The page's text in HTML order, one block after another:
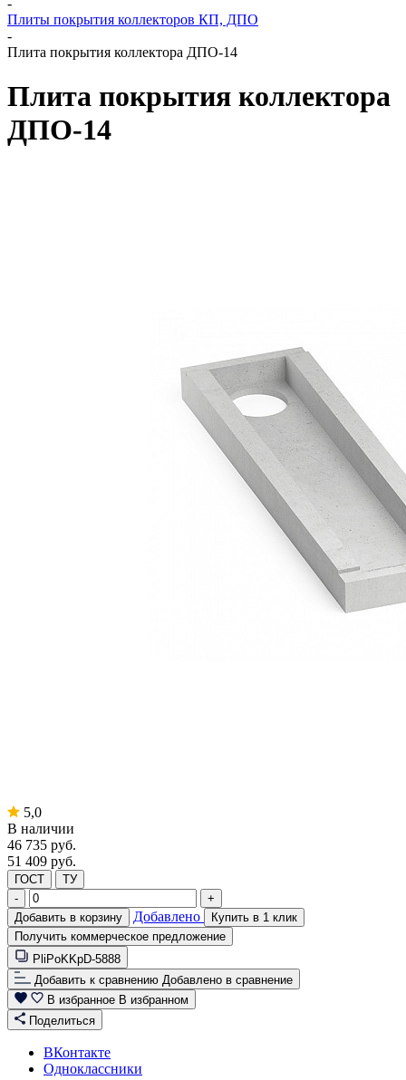
-
Плиты покрытия коллекторов КП, ДПО
-
Плита покрытия коллектора ДПО-14
Плита покрытия коллектора
ДПО-14
5,0
В наличии
46 735 руб.
51 409 руб.
ГОСТ
ТУ
-
+
Добавить в корзину
Добавлено
Купить в 1 клик
Получить коммерческое предложение
PliPoKKpD-5888
Добавить к сравнению Добавлено в сравнение
В избранное В избранном
Поделиться
ВКонтакте
Одноклассники